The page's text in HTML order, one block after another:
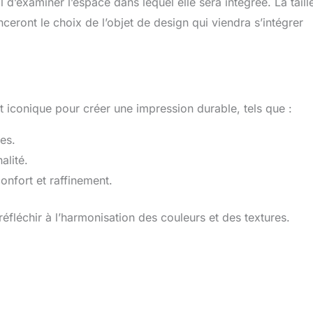
le choix de l’objet de design qui viendra s’intégrer
pour créer une impression durable, tels que :
et raffinement.
à l’harmonisation des couleurs et des textures.